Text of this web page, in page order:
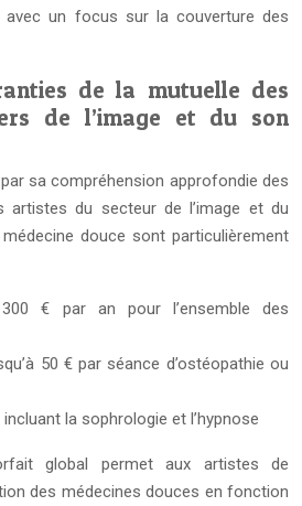
avec un focus sur la couverture des
de la mutuelle des
de l’image et du son
sa compréhension approfondie des
artistes du secteur de l’image et du
douce sont particulièrement
€ par an pour l’ensemble des
50 € par séance d’ostéopathie ou
la sophrologie et l’hypnose
global permet aux artistes de
des médecines douces en fonction